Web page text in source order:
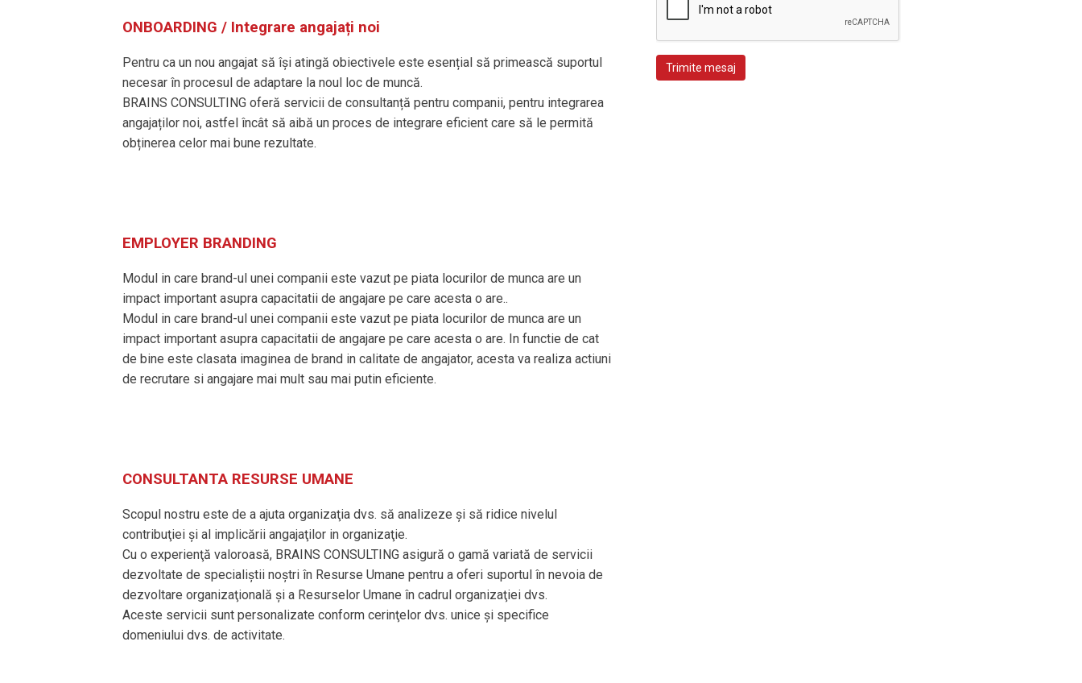
ONBOARDING / Integrare angajați noi
Pentru ca un nou angajat să își atingă obiectivele este esențial să primească suportul
necesar în procesul de adaptare la noul loc de muncă.
BRAINS CONSULTING oferă servicii de consultanță pentru companii, pentru integrarea
angajaților noi, astfel încât să aibă un proces de integrare eficient care să le permită
obținerea celor mai bune rezultate.
EMPLOYER BRANDING
Modul in care brand-ul unei companii este vazut pe piata locurilor de munca are un
impact important asupra capacitatii de angajare pe care acesta o are..
Modul in care brand-ul unei companii este vazut pe piata locurilor de munca are un
impact important asupra capacitatii de angajare pe care acesta o are. In functie de cat
de bine este clasata imaginea de brand in calitate de angajator, acesta va realiza actiuni
de recrutare si angajare mai mult sau mai putin eficiente.
CONSULTANTA RESURSE UMANE
Scopul nostru este de a ajuta organizaţia dvs. să analizeze şi să ridice nivelul
contribuţiei şi al implicării angajaţilor in organizaţie.
Cu o experienţă valoroasă, BRAINS CONSULTING asigură o gamă variată de servicii
dezvoltate de specialiştii noştri în Resurse Umane pentru a oferi suportul în nevoia de
dezvoltare organizaţională şi a Resurselor Umane în cadrul organizaţiei dvs.
Aceste servicii sunt personalizate conform cerinţelor dvs. unice şi specifice
domeniului dvs. de activitate.
Trimite mesaj